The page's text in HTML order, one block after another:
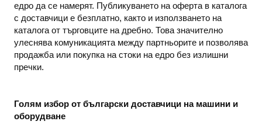
едро да се намерят. Публикуването на оферта в каталога
с доставчици е безплатно, както и използването на
каталога от търговците на дребно. Това значително
улеснява комуникацията между партньорите и позволява
продажба или покупка на стоки на едро без излишни
пречки.
Голям избор от български доставчици на машини и
оборудване